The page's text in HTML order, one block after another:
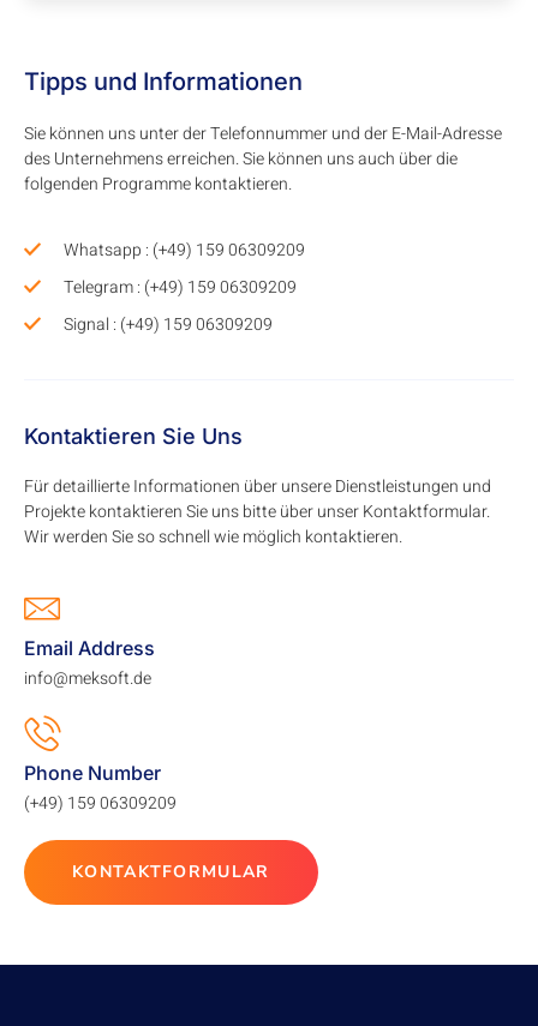
Tipps und Informationen
Sie können uns unter der Telefonnummer und der E-Mail-Adresse
des Unternehmens erreichen. Sie können uns auch über die
folgenden Programme kontaktieren.
Whatsapp : (+49) 159 06309209
Telegram : (+49) 159 06309209
Signal : (+49) 159 06309209
Kontaktieren Sie Uns
Für detaillierte Informationen über unsere Dienstleistungen und
Projekte kontaktieren Sie uns bitte über unser Kontaktformular.
Wir werden Sie so schnell wie möglich kontaktieren.
Email Address
info@meksoft.de
Phone Number
(+49) 159 06309209
KONTAKTFORMULAR